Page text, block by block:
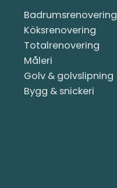
Badrumsrenovering
Köksrenovering
Totalrenovering
Måleri
Golv & golvslipning
Bygg & snickeri